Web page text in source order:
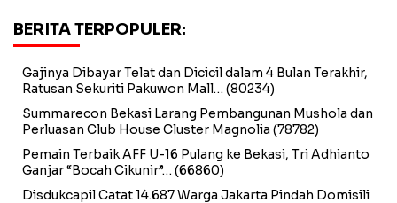
BERITA TERPOPULER:
Gajinya Dibayar Telat dan Dicicil dalam 4 Bulan Terakhir,
Ratusan Sekuriti Pakuwon Mall… (80234)
Summarecon Bekasi Larang Pembangunan Mushola dan
Perluasan Club House Cluster Magnolia (78782)
Pemain Terbaik AFF U-16 Pulang ke Bekasi, Tri Adhianto
Ganjar “Bocah Cikunir”… (66860)
Disdukcapil Catat 14.687 Warga Jakarta Pindah Domisili